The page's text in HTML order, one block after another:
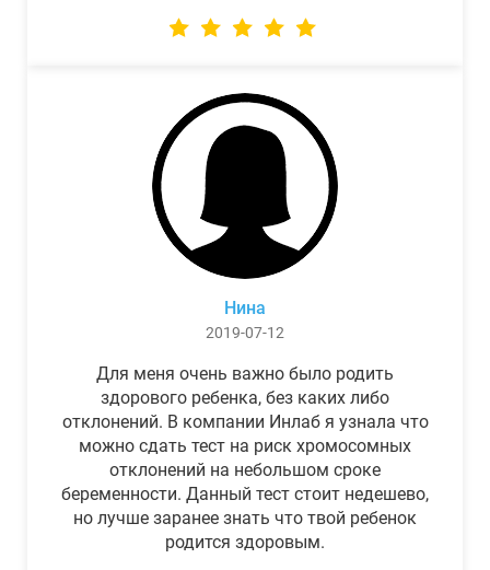
Нина
2019-07-12
Для меня очень важно было родить
здорового ребенка, без каких либо
отклонений. В компании Инлаб я узнала что
можно сдать тест на риск хромосомных
отклонений на небольшом сроке
беременности. Данный тест стоит недешево,
но лучше заранее знать что твой ребенок
родится здоровым.